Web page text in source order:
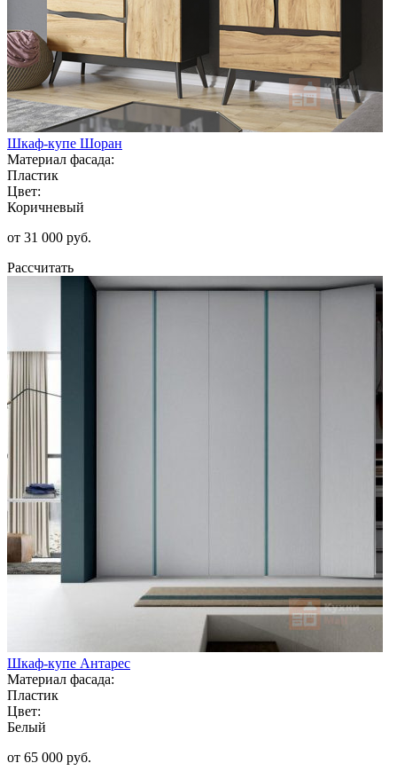
Шкаф-купе Шоран
Материал фасада:
Пластик
Цвет:
Коричневый
от 31 000 руб.
Рассчитать
Шкаф-купе Антарес
Материал фасада:
Пластик
Цвет:
Белый
от 65 000 руб.